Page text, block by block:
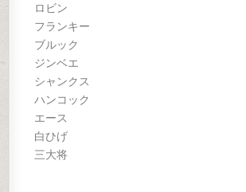
ロビン
フランキー
ブルック
ジンベエ
シャンクス
ハンコック
エース
白ひげ
三大将